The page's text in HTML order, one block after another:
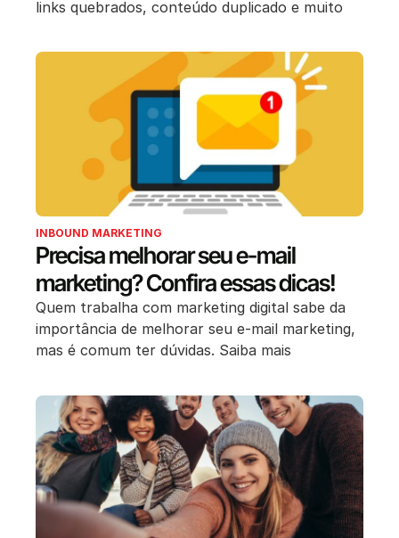
links quebrados, conteúdo duplicado e muito
INBOUND MARKETING
Precisa melhorar seu e-mail
marketing? Confira essas dicas!
Quem trabalha com marketing digital sabe da
importância de melhorar seu e-mail marketing,
mas é comum ter dúvidas. Saiba mais